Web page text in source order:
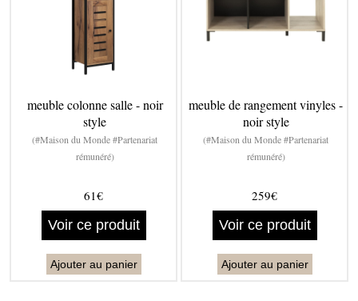
meuble colonne salle - noir
style
(#Maison du Monde #Partenariat
rémunéré)
61€
Voir ce produit
Ajouter au panier
meuble de rangement vinyles -
noir style
(#Maison du Monde #Partenariat
rémunéré)
259€
Voir ce produit
Ajouter au panier